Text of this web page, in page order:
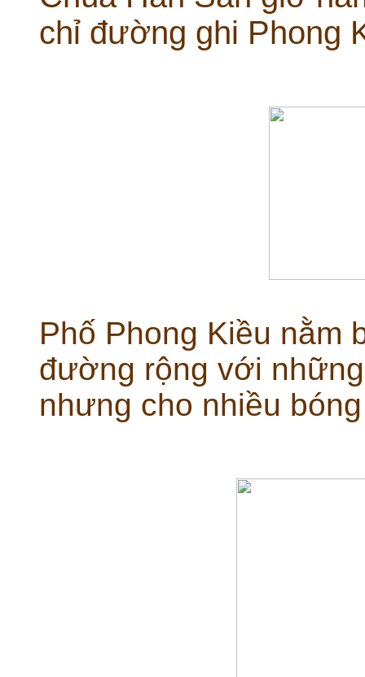
chỉ đường ghi Phong
Phố Phong Kiều nằm
đường rộng với
nhưng cho nhiều